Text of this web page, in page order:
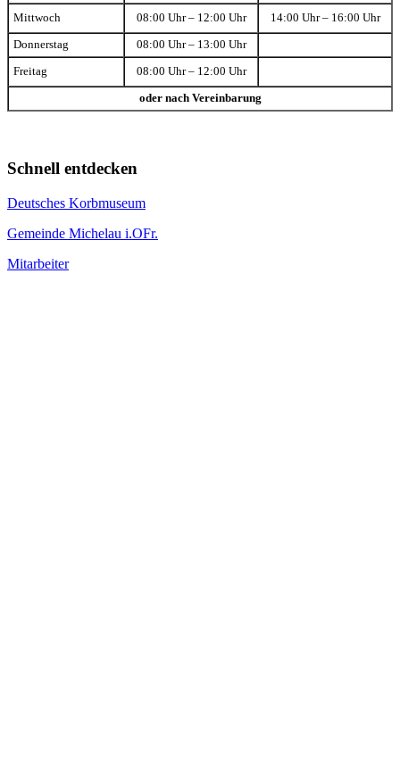
Mittwoch 08:00 Uhr – 12:00 Uhr 14:00 Uhr – 16:00 Uhr
Donnerstag 08:00 Uhr – 13:00 Uhr
Freitag 08:00 Uhr – 12:00 Uhr
oder nach Vereinbarung
Schnell entdecken
Deutsches Korbmuseum
Gemeinde Michelau i.OFr.
Mitarbeiter